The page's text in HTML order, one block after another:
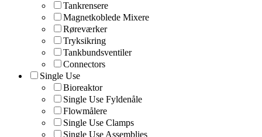
Tankrensere
Magnetkoblede Mixere
Røreværker
Tryksikring
Tankbundsventiler
Connectors
Single Use
Bioreaktor
Single Use Fyldenåle
Flowmålere
Single Use Clamps
Single Use Assemblies